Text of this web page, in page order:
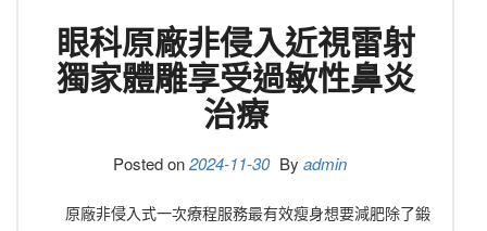
眼科原廠非侵入近視雷射
獨家體雕享受過敏性鼻炎
治療
Posted on2024-11-30 By admin
原廠非侵入式一次療程服務最有效瘦身想要減肥除了鍛